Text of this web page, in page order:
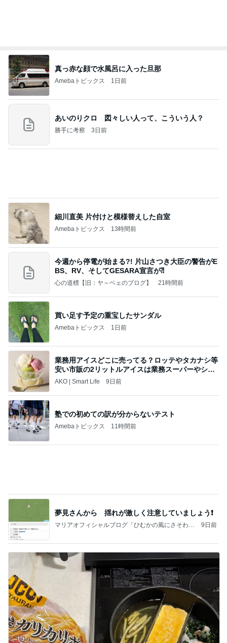
真っ赤な顔で水風呂に入った旦那
Amebaトピックス 1日前
あいのりクロ 図々しい人って、こういう人？
勝手に考察 3日前
細川直美 片付けと模様替えした自室
Amebaトピックス 13時間前
今週から停電が始まる?! 片山さつき大臣の警告がE
BS、RV、そしてGESARA宣言が⁈
心の道標【旧：ヤ～ベェのブログ】 21時間前
買い足す予定の重宝したサンダル
Amebaトピックス 1日前
業務用アイスどこに売ってる？ロッテやタカナシ等
安い市販の2リットルアイスは業務スーパーやシャ
トレ
AKO | Smart Life 9日前
塾での初めての訳が分からないテスト
Amebaトピックス 11時間前
夢見さんから 揺れが激しく注意していましょう❗️
マリアオフィシャルブログ「ひむかの風にさそわれ
9日前